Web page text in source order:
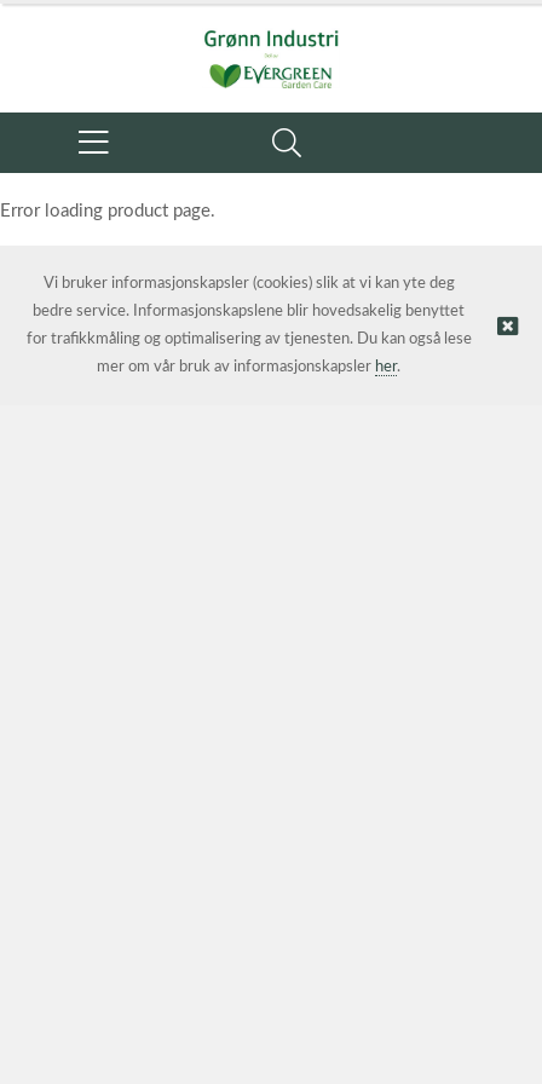
Error loading product page.
© Grønn Industri AS | Nettbutikk levert avKréatif AS
Vi bruker informasjonskapsler (cookies) slik at vi kan yte deg
bedre service. Informasjonskapslene blir hovedsakelig benyttet
for trafikkmåling og optimalisering av tjenesten. Du kan også lese
mer om vår bruk av informasjonskapsler her.